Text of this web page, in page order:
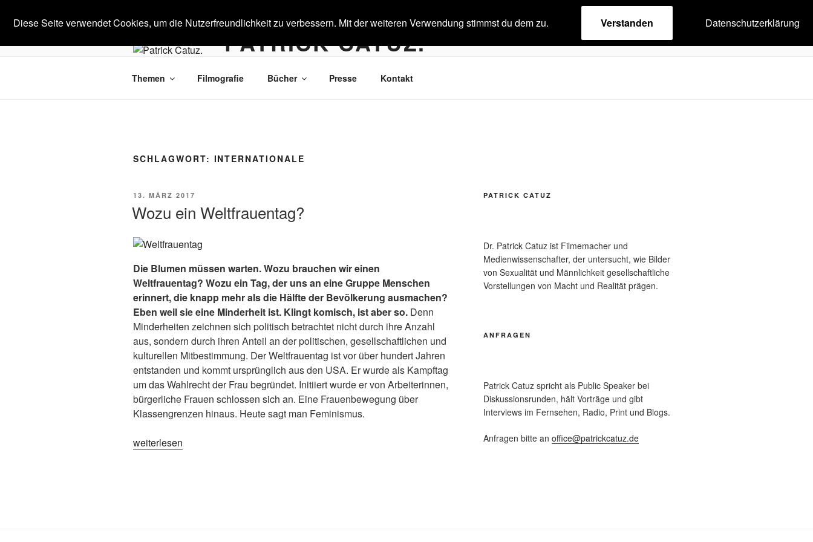
Inhalt
PATRICK CATUZ.
Themen Filmografie Bücher Presse Kontakt
SCHLAGWORT: INTERNATIONALE
VERÖFFENTLICHT
13. MÄRZ 2017
Wozu ein Weltfrauentag?
Die Blumen müssen warten. Wozu brauchen wir einen
Weltfrauentag? Wozu ein Tag, der uns an eine Gruppe Menschen
erinnert, die knapp mehr als die Hälfte der Bevölkerung ausmachen?
Eben weil sie eine Minderheit ist. Klingt komisch, ist aber so. Denn
Minderheiten zeichnen sich politisch betrachtet nicht durch ihre Anzahl
aus, sondern durch ihren Anteil an der politischen, gesellschaftlichen und
kulturellen Mitbestimmung. Der Weltfrauentag ist vor über hundert Jahren
entstanden und kommt ursprünglich aus den USA. Er wurde als Kampftag
um das Wahlrecht der Frau begründet. Initiiert wurde er von Arbeiterinnen,
bürgerliche Frauen schlossen sich an. Eine Frauenbewegung über
Klassengrenzen hinaus. Heute sagt man Feminismus.
„Wozu
weiterlesen
PATRICK CATUZ
Dr. Patrick Catuz ist Filmemacher und
Medienwissenschafter, der untersucht, wie Bilder
von Sexualität und Männlichkeit gesellschaftliche
Vorstellungen von Macht und Realität prägen.
ANFRAGEN
Patrick Catuz spricht als Public Speaker bei
Diskussionsrunden, hält Vorträge und gibt
Interviews im Fernsehen, Radio, Print und Blogs.
Anfragen bitte an office@patrickcatuz.de
Diese Seite verwendet Cookies, um die Nutzerfreundlichkeit zu verbessern. Mit der weiteren Verwendung stimmst du dem zu. Verstanden Datenschutzerklärung